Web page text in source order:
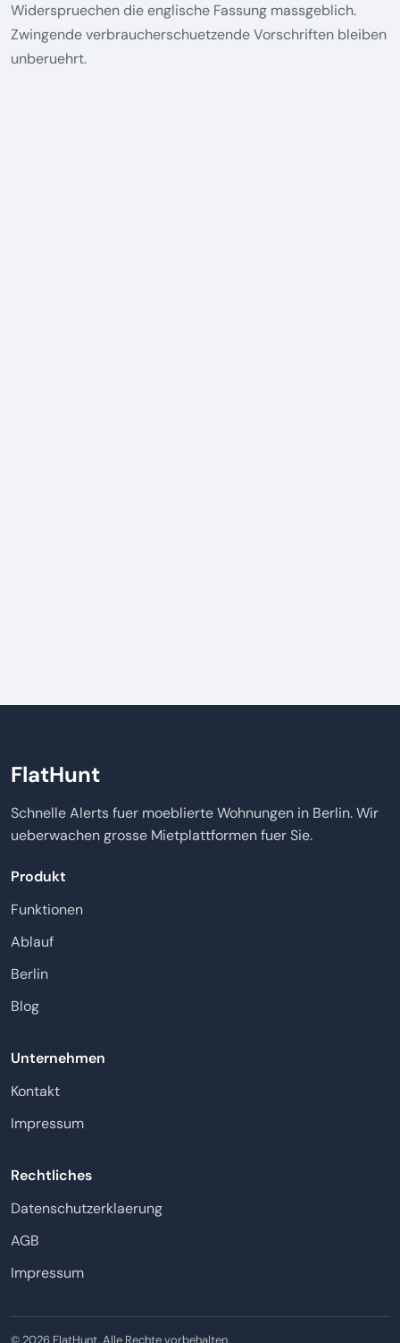
Widerspruechen die englische Fassung massgeblich.
Zwingende verbraucherschuetzende Vorschriften bleiben
unberuehrt.
FlatHunt
Schnelle Alerts fuer moeblierte Wohnungen in Berlin. Wir
ueberwachen grosse Mietplattformen fuer Sie.
Produkt
Funktionen
Ablauf
Berlin
Blog
Unternehmen
Kontakt
Impressum
Rechtliches
Datenschutzerklaerung
AGB
Impressum
© 2026 FlatHunt. Alle Rechte vorbehalten.